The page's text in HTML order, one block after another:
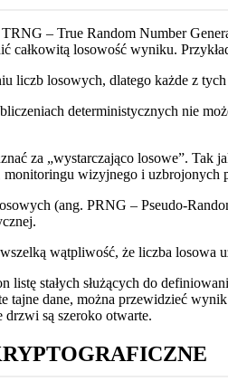
– True Random Number
całkowitą losowość wyniku.
liczb losowych, dlatego każde z
deterministycznych nie
za „wystarczająco losowe”. Tak
wizyjnego i uzbrojonych
(ang. PRNG – Pseudo-
wątpliwość, że liczba losowa
stałych służących do
tajne dane, można przewidzieć
są szeroko otwarte.